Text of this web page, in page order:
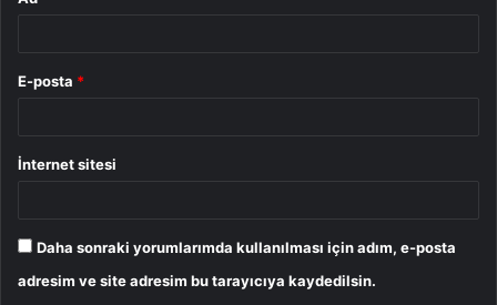
E-posta *
İnternet sitesi
Daha sonraki yorumlarımda kullanılması için adım, e-posta
adresim ve site adresim bu tarayıcıya kaydedilsin.